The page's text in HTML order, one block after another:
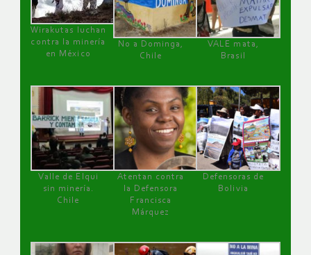
Wirakutas luchan
contra la minería
en México
No a Dominga,
Chile
VALE mata,
Brasil
Valle de Elqui
sin minería.
Chile
Atentan contra
la Defensora
Francisca
Márquez
Defensoras de
Bolivia